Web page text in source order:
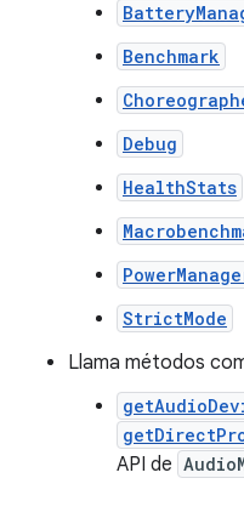
Benchmark
Debug
HealthStats
StrictMode
Llama métodos
API de